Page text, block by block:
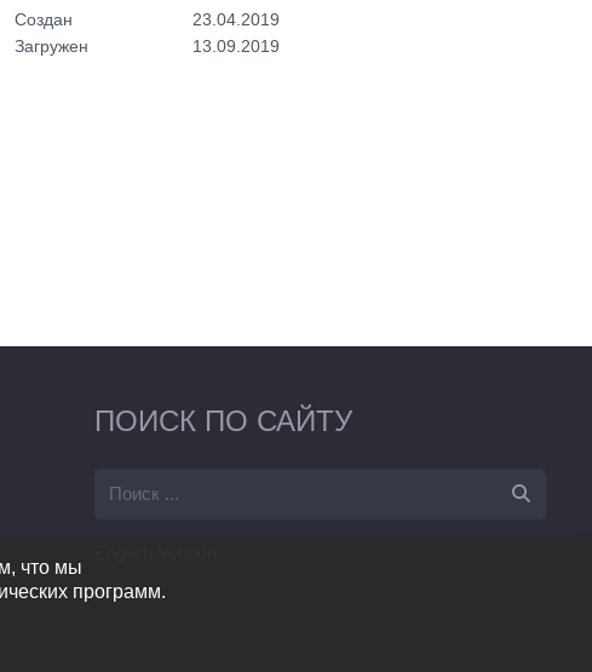
Создан
23.04.2019
Загружен
13.09.2019
ПОИСК ПО САЙТУ
что мы
программ.